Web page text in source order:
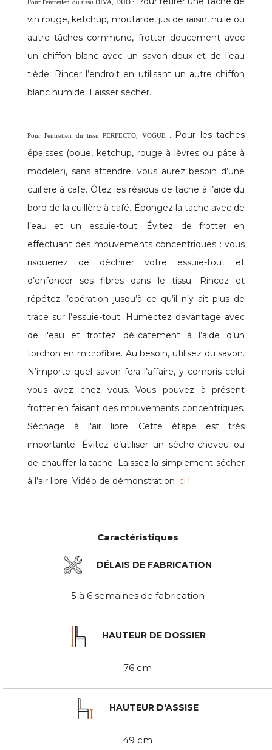
Pour l'entretien du tissu DIVA, DUO :
vin rouge, ketchup, moutarde, jus de raisin, huile ou
autre tâches commune, frotter doucement avec
un chiffon blanc avec un savon doux et de l’eau
tiède. Rincer l’endroit en utilisant un autre chiffon
blanc humide. Laisser sécher.
Pour l'entretien du tissu PERFECTO, VOGUE :
Pour les taches
épaisses (boue, ketchup, rouge à lèvres ou pâte à
modeler), sans attendre, vous aurez besoin d’une
cuillère à café. Ôtez les résidus de tâche à l’aide du
bord de la cuillère à café. Épongez la tache avec de
l’eau et un essuie-tout. Évitez de frotter en
effectuant des mouvements concentriques : vous
risqueriez de déchirer votre essuie-tout et
d’enfoncer ses fibres dans le tissu. Rincez et
répétez l’opération jusqu’à ce qu’il n’y ait plus de
trace sur l’essuie-tout. Humectez davantage avec
de l'eau et frottez délicatement à l’aide d’un
torchon en microfibre. Au besoin, utilisez du savon.
N’importe quel savon fera l’affaire, y compris celui
vous avez chez vous. Vous pouvez à présent
frotter en faisant des mouvements concentriques.
Séchage à l'air libre. Cette étape est très
importante. Évitez d’utiliser un sèche-cheveu ou
de chauffer la tache. Laissez-la simplement sécher
à l’air libre. Vidéo de démonstration ici !
Caractéristiques
DÉLAIS DE FABRICATION
5 à 6 semaines de fabrication
HAUTEUR DE DOSSIER
76 cm
HAUTEUR D'ASSISE
49 cm